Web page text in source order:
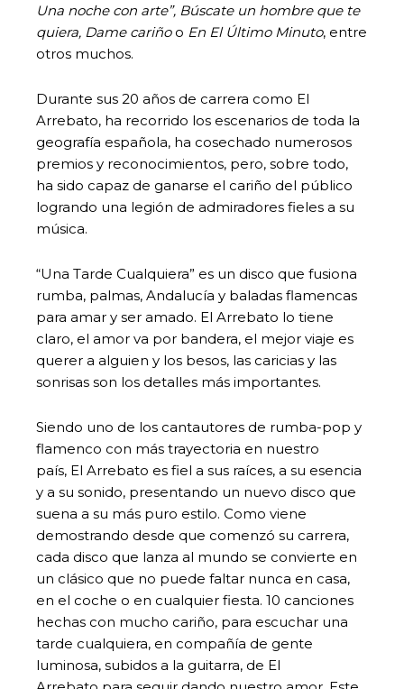
Una noche con arte”, Búscate un hombre que te
quiera, Dame cariño o En El Último Minuto, entre
otros muchos.
Durante sus 20 años de carrera como El
Arrebato, ha recorrido los escenarios de toda la
geografía española, ha cosechado numerosos
premios y reconocimientos, pero, sobre todo,
ha sido capaz de ganarse el cariño del público
logrando una legión de admiradores fieles a su
música.
“Una Tarde Cualquiera” es un disco que fusiona
rumba, palmas, Andalucía y baladas flamencas
para amar y ser amado. El Arrebato lo tiene
claro, el amor va por bandera, el mejor viaje es
querer a alguien y los besos, las caricias y las
sonrisas son los detalles más importantes.
Siendo uno de los cantautores de rumba-pop y
flamenco con más trayectoria en nuestro
país, El Arrebato es fiel a sus raíces, a su esencia
y a su sonido, presentando un nuevo disco que
suena a su más puro estilo. Como viene
demostrando desde que comenzó su carrera,
cada disco que lanza al mundo se convierte en
un clásico que no puede faltar nunca en casa,
en el coche o en cualquier fiesta. 10 canciones
hechas con mucho cariño, para escuchar una
tarde cualquiera, en compañía de gente
luminosa, subidos a la guitarra, de El